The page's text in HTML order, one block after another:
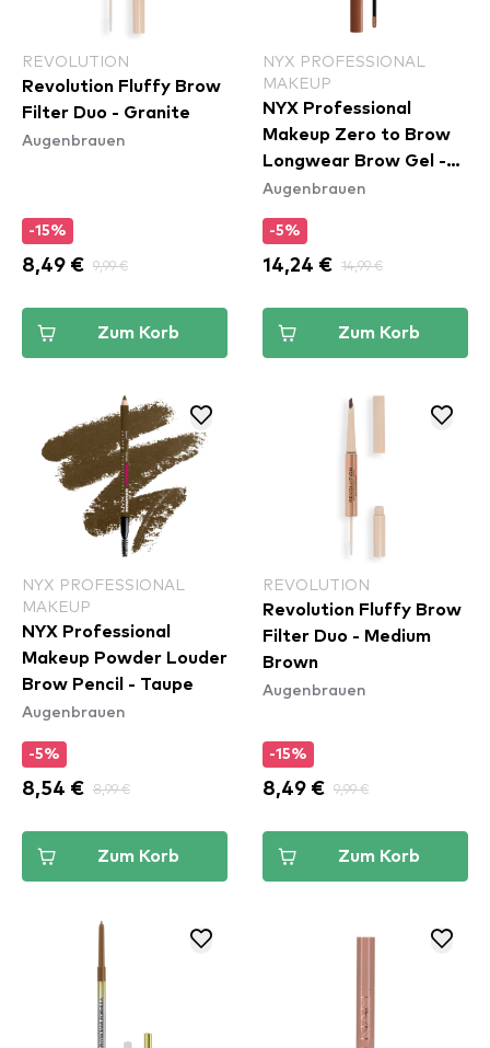
REVOLUTION
Revolution Fluffy Brow
Filter Duo - Granite
Augenbrauen
-15%
8,49 € 9,99 €
Zum Korb
NYX PROFESSIONAL
MAKEUP
NYX Professional
Makeup Zero to Brow
Longwear Brow Gel -
Auburn (ZTBG04)
Augenbrauen
-5%
14,24 € 14,99 €
Zum Korb
NYX PROFESSIONAL
MAKEUP
NYX Professional
Makeup Powder Louder
Brow Pencil - Taupe
Augenbrauen
-5%
8,54 € 8,99 €
Zum Korb
REVOLUTION
Revolution Fluffy Brow
Filter Duo - Medium
Brown
Augenbrauen
-15%
8,49 € 9,99 €
Zum Korb